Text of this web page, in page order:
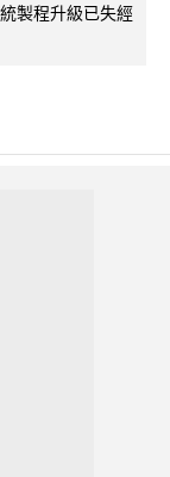
製程升級已失經